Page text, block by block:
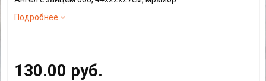
Подробнее
130.00 руб.